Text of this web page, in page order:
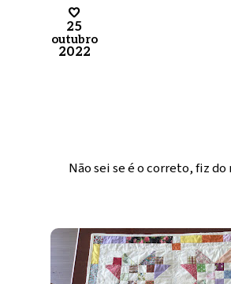
25
outubro
2022
Não sei se é o correto, fiz